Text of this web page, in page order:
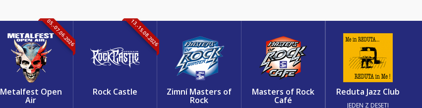
05.-07.06.2026
Metalfest Open
Air
13.-15.08.2026
Rock Castle Zimní Masters of
Rock
Masters of Rock
Café
Reduta Jazz Club
JEDEN Z DESETI